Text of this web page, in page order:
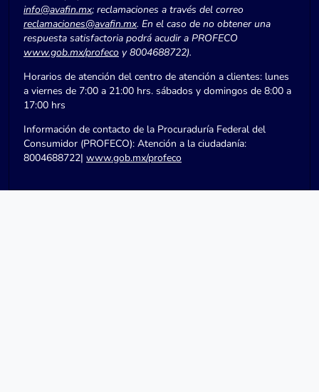
info@avafin.mx; reclamaciones a través del correo
reclamaciones@avafin.mx. En el caso de no obtener una
respuesta satisfactoria podrá acudir a PROFECO
www.gob.mx/profeco y 8004688722).
Horarios de atención del centro de atención a clientes: lunes
a viernes de 7:00 a 21:00 hrs. sábados y domingos de 8:00 a
17:00 hrs
Información de contacto de la Procuraduría Federal del
Consumidor (PROFECO): Atención a la ciudadanía:
8004688722| www.gob.mx/profeco